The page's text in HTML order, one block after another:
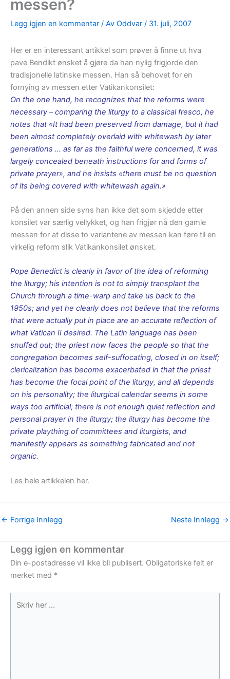
messen?
Legg igjen en kommentar / Av Oddvar / 31. juli, 2007
Her er en interessant artikkel som prøver å finne ut hva
pave Bendikt ønsket å gjøre da han nylig frigjorde den
tradisjonelle latinske messen. Han så behovet for en
fornying av messen etter Vatikankonsilet:
On the one hand, he recognizes that the reforms were
necessary – comparing the liturgy to a classical fresco, he
notes that «It had been preserved from damage, but it had
been almost completely overlaid with whitewash by later
generations … as far as the faithful were concerned, it was
largely concealed beneath instructions for and forms of
private prayer», and he insists «there must be no question
of its being covered with whitewash again.»
På den annen side syns han ikke det som skjedde etter
konsilet var særlig vellykket, og han frigjør nå den gamle
messen for at disse to variantene av messen kan føre til en
virkelig reform slik Vatikankonsilet ønsket.
Pope Benedict is clearly in favor of the idea of reforming
the liturgy; his intention is not to simply transplant the
Church through a time-warp and take us back to the
1950s; and yet he clearly does not believe that the reforms
that were actually put in place are an accurate reflection of
what Vatican II desired. The Latin language has been
snuffed out; the priest now faces the people so that the
congregation becomes self-suffocating, closed in on itself;
clericalization has become exacerbated in that the priest
has become the focal point of the liturgy, and all depends
on his personality; the liturgical calendar seems in some
ways too artificial; there is not enough quiet reflection and
personal prayer in the liturgy; the liturgy has become the
private plaything of committees and liturgists, and
manifestly appears as something fabricated and not
organic.
Les hele artikkelen her.
← Forrige Innlegg Neste Innlegg →
Legg igjen en kommentar
Din e-postadresse vil ikke bli publisert. Obligatoriske felt er
merket med *
her